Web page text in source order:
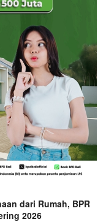
dari Rumah, BPR
2026